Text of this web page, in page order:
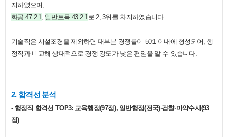
지하였으며,
화공 47.2:1
일반토목 43.2:1 로 2, 3위를 차지하였습니다.
기술직은 시설조경을 제외하면 대부분 경쟁률이 50:1 이내에 형성되어, 행
정직과 비교해 상대적으로 경쟁 강도가 낮은 편임을 알 수 있습니다.
2. 합격선 분석
- 행정직 합격선 TOP3: 교육행정(97점), 일반행정(전국)·검찰·마약수사(93
점)